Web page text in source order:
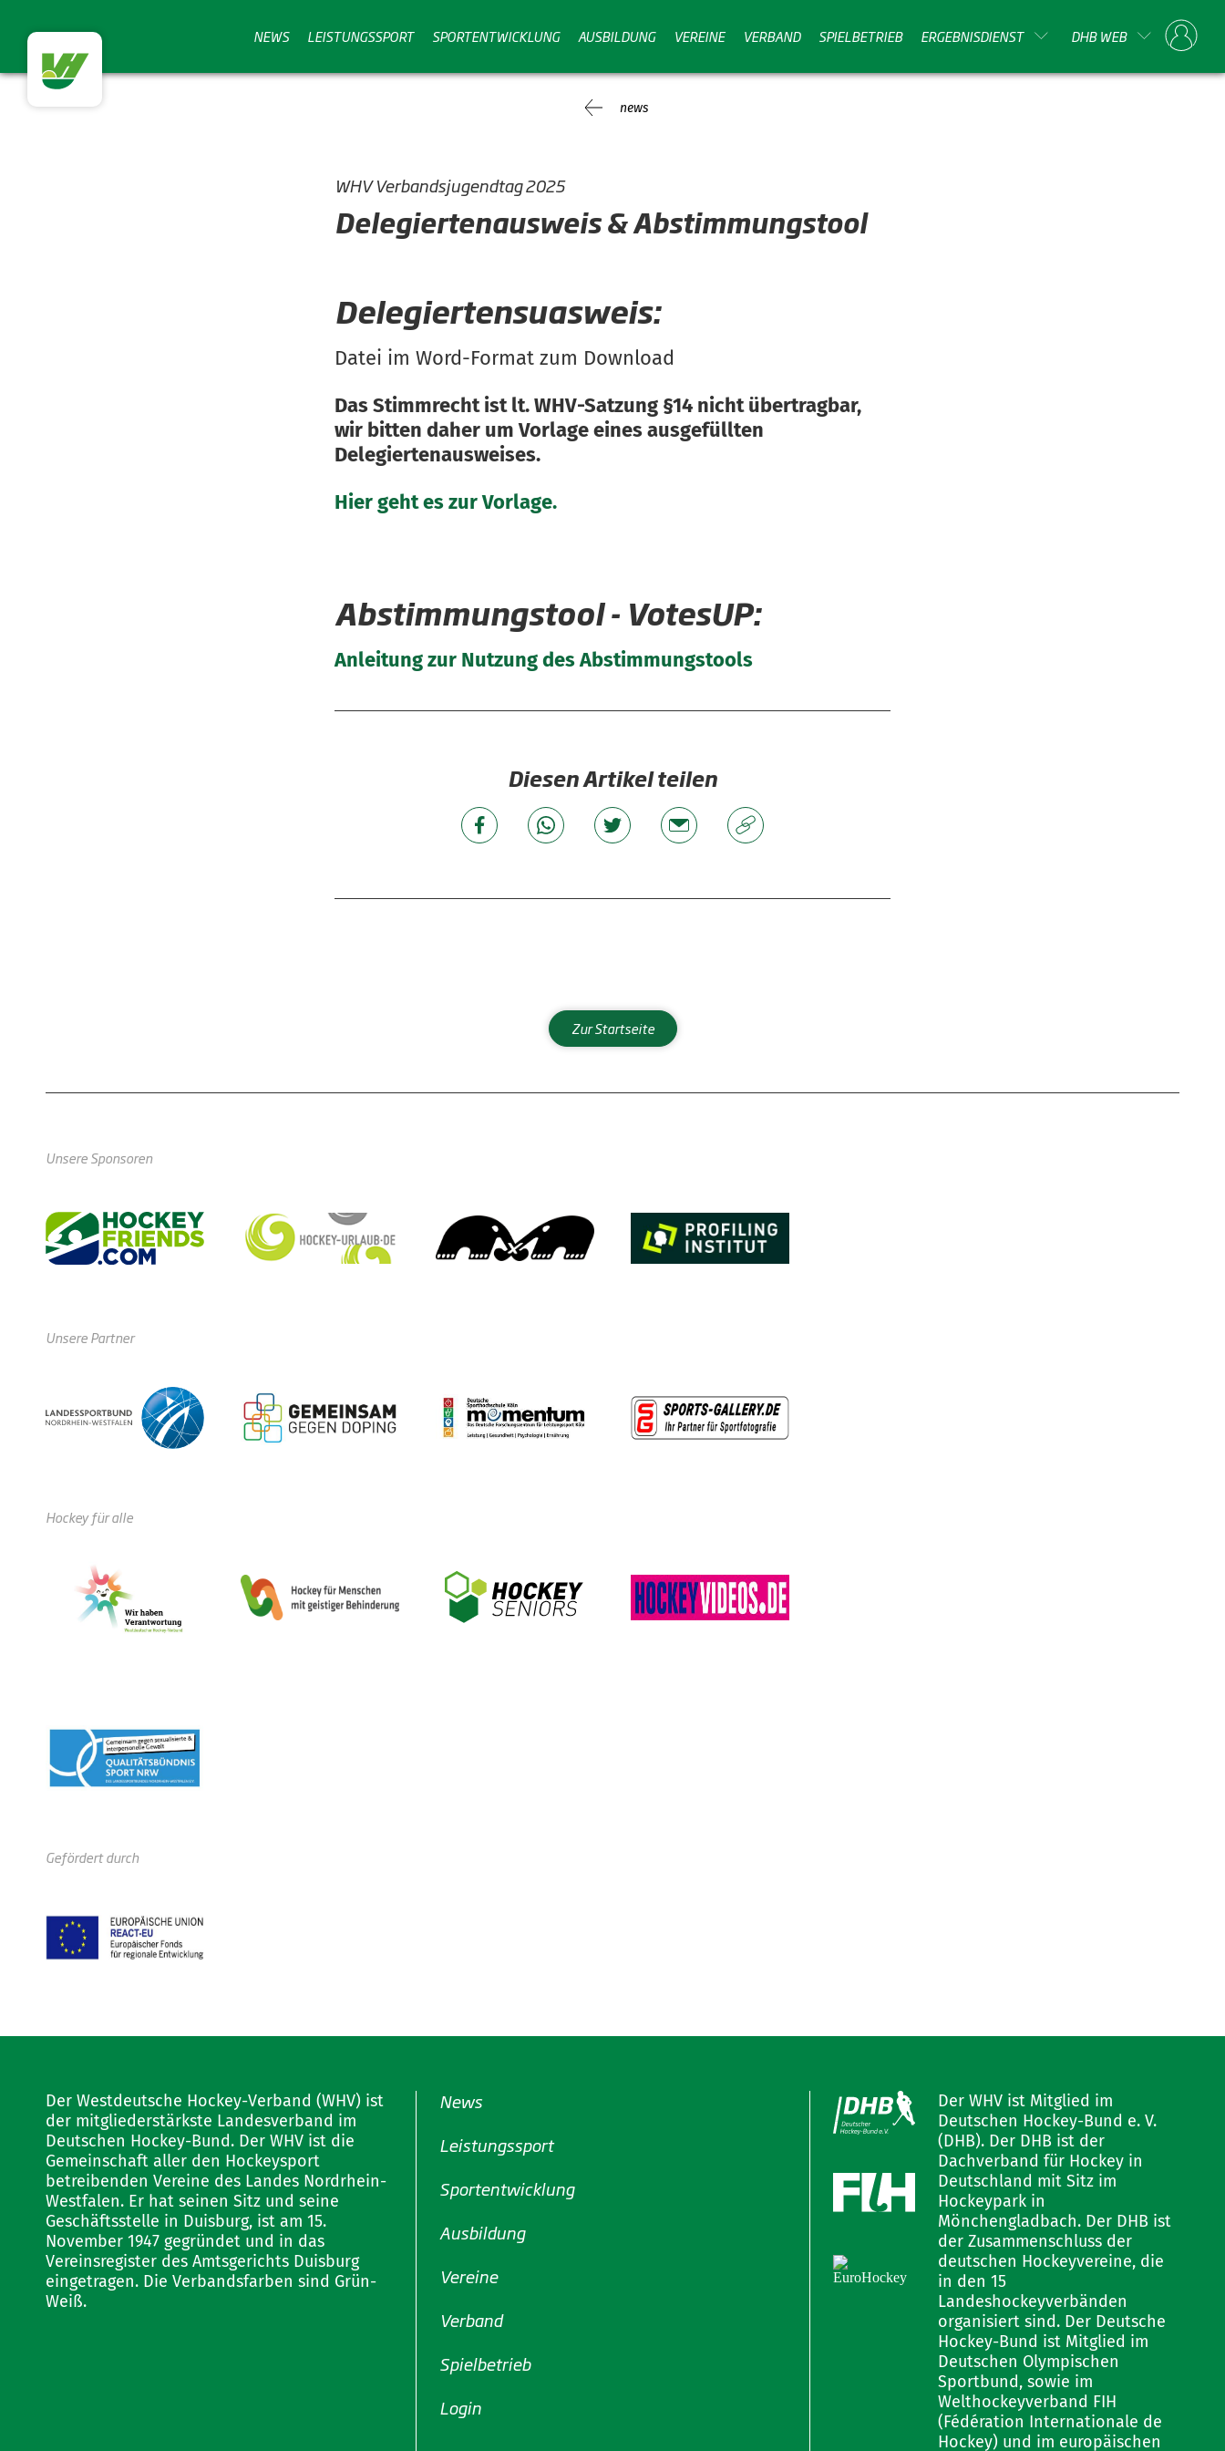
NEWS LEISTUNGSSPORT SPORTENTWICKLUNG AUSBILDUNG VEREINE VERBAND SPIELBETRIEB ERGEBNISDIENST DHB WEB
news
WHV Verbandsjugendtag 2025
Delegiertenausweis & Abstimmungstool
Delegiertensuasweis:
Datei im Word-Format zum Download
Das Stimmrecht ist lt. WHV-Satzung §14 nicht übertragbar,
wir bitten daher um Vorlage eines ausgefüllten
Delegiertenausweises.
Hier geht es zur Vorlage.
Abstimmungstool - VotesUP:
Anleitung zur Nutzung des Abstimmungstools
Diesen Artikel teilen
Zur Startseite
Unsere Sponsoren
Unsere Partner
Hockey für alle
Gefördert durch
Der Westdeutsche Hockey-Verband (WHV) ist
der mitgliederstärkste Landesverband im
Deutschen Hockey-Bund. Der WHV ist die
Gemeinschaft aller den Hockeysport
betreibenden Vereine des Landes Nordrhein-
Westfalen. Er hat seinen Sitz und seine
Geschäftsstelle in Duisburg, ist am 15.
November 1947 gegründet und in das
Vereinsregister des Amtsgerichts Duisburg
eingetragen. Die Verbandsfarben sind Grün-
Weiß.
News
Leistungssport
Sportentwicklung
Ausbildung
Vereine
Verband
Spielbetrieb
Login
Der WHV ist Mitglied im
Deutschen Hockey-Bund e. V.
(DHB). Der DHB ist der
Dachverband für Hockey in
Deutschland mit Sitz im
Hockeypark in
Mönchengladbach. Der DHB ist
der Zusammenschluss der
deutschen Hockeyvereine, die
in den 15
Landeshockeyverbänden
organisiert sind. Der Deutsche
Hockey-Bund ist Mitglied im
Deutschen Olympischen
Sportbund, sowie im
Welthockeyverband FIH
(Fédération Internationale de
Hockey) und im europäischen